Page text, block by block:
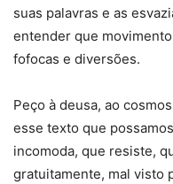
suas palavras e as
entender que
fofocas e diversões.
Peço à deusa, ao
esse texto que
incomoda, que resiste,
gratuitamente, mal visto